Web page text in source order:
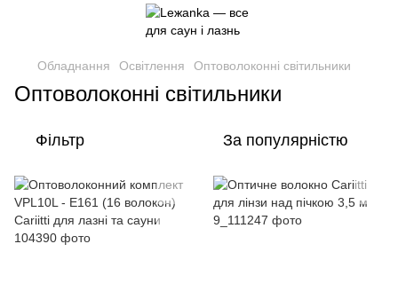
Обладнання Освітлення Оптоволоконні світильники
Оптоволоконні світильники
Фільтр За популярністю